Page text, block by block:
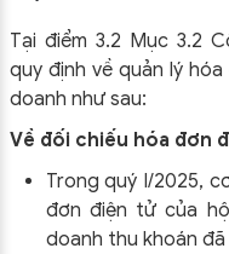
Tại điểm 3.2 Mục 3.2
quy định về quản lý
doanh như sau:
Về đối chiếu hóa đơn
Trong quý I/2025,
đơn điện tử của
doanh thu khoán đã